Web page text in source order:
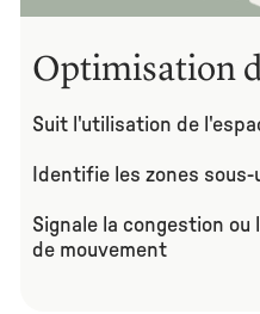
Optimisation
Suit l'utilisation de
Identifie les zones
Signale la congestion
de mouvement